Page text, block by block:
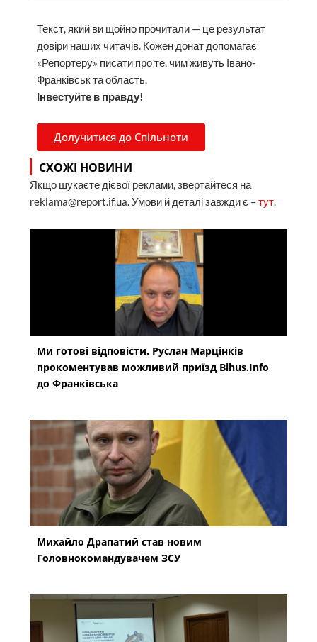
Текст, який ви щойно прочитали — це результат
довіри наших читачів. Кожен донат допомагає
«Репортеру» писати про те, чим живуть Івано-
Франківськ та область.
Інвестуйте в правду!
Долучитися до Спільноти
СХОЖІ НОВИНИ
Якщо шукаєте дієвої реклами, звертайтеся на
reklama@report.if.ua. Умови й деталі завжди є –тут.
Ми готові відповісти. Руслан Марцінків
прокоментував можливий приїзд Bihus.Info
до Франківська
Михайло Драпатий став новим
Головнокомандувачем ЗСУ